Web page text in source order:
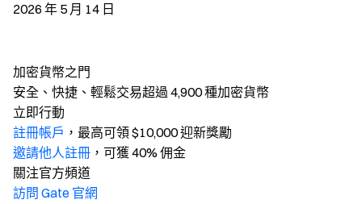
2026 年 5 月 14 日
加密貨幣之門
安全、快捷、輕鬆交易超過 4,900 種加密貨幣
立即行動
註冊帳戶 ，最高可領 $10,000 迎新獎勵
邀請他人註冊 ，可獲 40% 佣金
關注官方頻道
訪問 Gate 官網